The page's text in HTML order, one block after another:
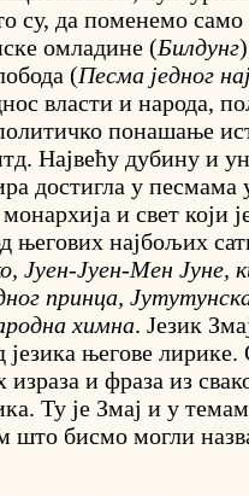
су, да поменемо само
омладине (Билдунг
(Песма једног
власти и народа,
понашање
Највећу дубину и
достигла у песмама
и свет који
његових најбољих
Јуен-Јуен-Мен Јуне,
принца,
химна. Језик
језика његове
израза и фраза из
Ту је Змај и у
што бисмо могли